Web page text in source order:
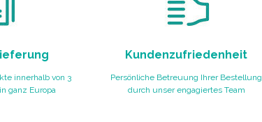
innerhalb von 3
ganz Europa
Kundenzufriedenheit
Persönliche Betreuung Ihrer Bestellung
durch unser engagiertes Team